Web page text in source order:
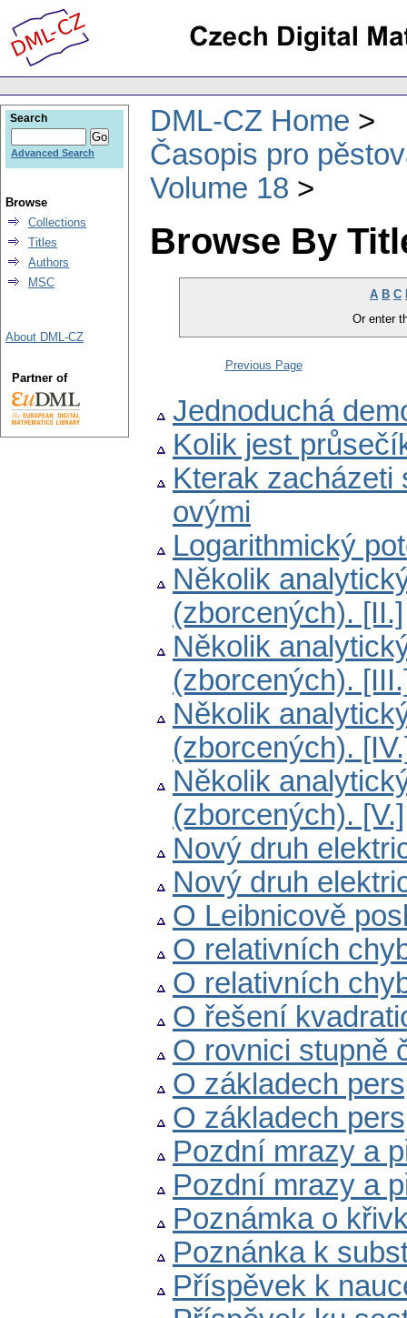
DML-CZ Home
Časopis pro
Volume 18
Browse By
A B C
Or enter
Previous Page
Jednoduchá
Kolik jest
Kterak zacházeti
ovými
Logarithmický
Několik
(zborcených). [II.]
Několik
(zborcených).
Několik
(zborcených).
Několik
(zborcených). [V.]
Nový druh
Nový druh
O Leibnicově
O relativních
O relativních
O řešení
O rovnici stupně
O základech
O základech
Pozdní mrazy a
Pozdní mrazy a
Poznámka o
Poznánka k
Příspěvek k
Search
Advanced Search
Browse
Collections
Titles
Authors
MSC
About DML-CZ
Partner of